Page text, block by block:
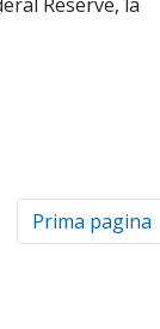
Prima pagina